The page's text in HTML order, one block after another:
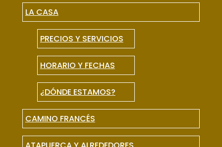
LA CASA
PRECIOS Y SERVICIOS
HORARIO Y FECHAS
¿DÓNDE ESTAMOS?
CAMINO FRANCÉS